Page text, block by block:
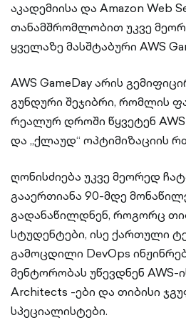
აკადემიისა და Amazon Web
თანამშრომლობით უკვე
ყველაზე მასშტაბური AWS
AWS GameDay არის
გუნდური შეჯიბრი, რომლის
რეალურ დროში წყვეტენ
და „ქლაუდ“ ოპტიმიზაციის
ღონისძიება უკვე მეორედ
გააერთიანა 90-მდე
გადანაწილდნენ, როგორც
სტუდენტები, ისე ქართული
გამოცდილი DevOps
მენტორობას უწევდნენ AWS-
Architects -ები და თიბისი
სპეციალისტები.